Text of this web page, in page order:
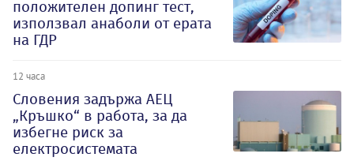
положителен допинг тест,
използвал анаболи от ерата
на ГДР
12 часа
Словения задържа АЕЦ
„Кръшко“ в работа, за да
избегне риск за
електросистемата